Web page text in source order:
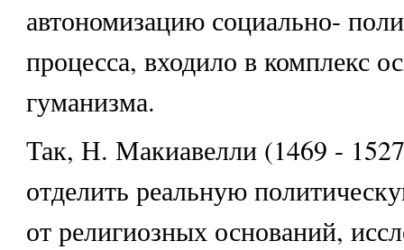
автономизацию социально-
процесса, входило в комплекс
гуманизма.
Так, Н. Макиавелли (1469 -
отделить реальную
от религиозных оснований,